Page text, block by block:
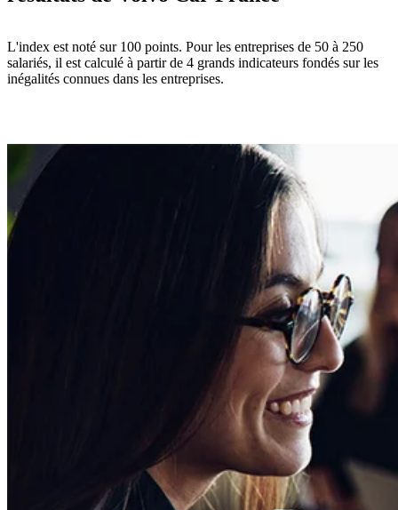
L'index est noté sur 100 points. Pour les entreprises de 50 à 250
salariés, il est calculé à partir de 4 grands indicateurs fondés sur les
inégalités connues dans les entreprises.